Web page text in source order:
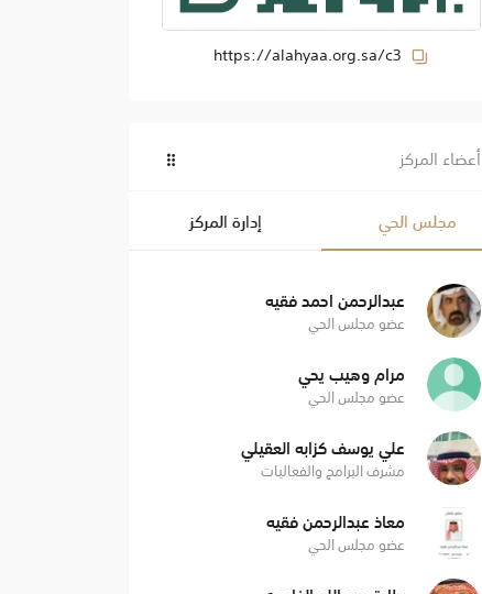
أعضاء المركز
مجلس الحي
إدارة المركز
عبدالرحمن احمد فقيه
عضو مجلس الحي
مرام وهيب يحي
عضو مجلس الحي
علي يوسف كزابه العقيلي
مشرف البرامج والفعاليات
معاذ عبدالرحمن فقيه
عضو مجلس الحي